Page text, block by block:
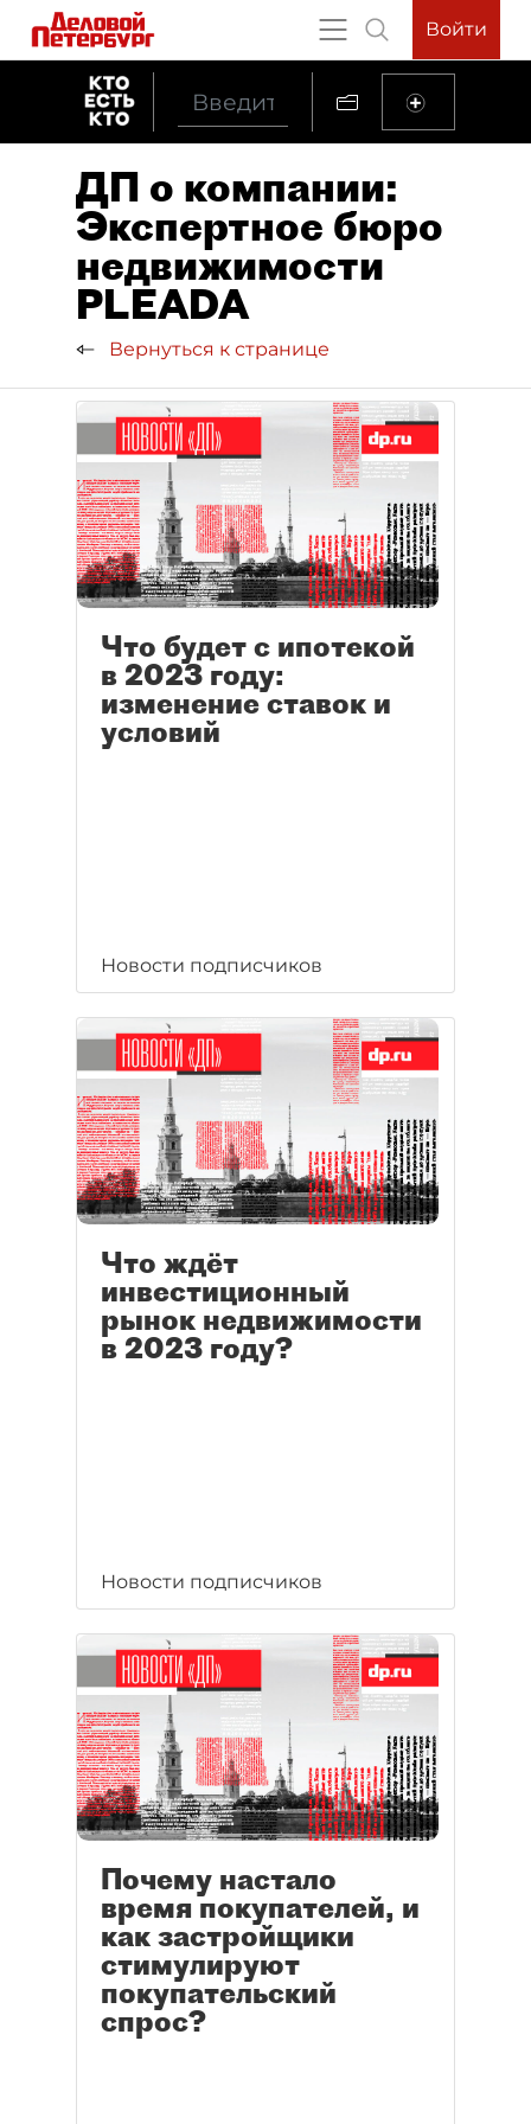
Войти
ДП о компании:
Экспертное бюро
недвижимости
PLEADA
Вернуться к странице
Что будет с ипотекой
в 2023 году:
изменение ставок и
условий
Новости подписчиков
Что ждёт
инвестиционный
рынок недвижимости
в 2023 году?
Новости подписчиков
Почему настало
время покупателей, и
как застройщики
стимулируют
покупательский
спрос?